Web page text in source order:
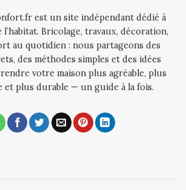
est un site indépendant dédié à
l’habitat. Bricolage, travaux, décoration,
au quotidien : nous partageons des
des méthodes simples et des idées
votre maison plus agréable, plus
et plus durable — un guide à la fois.